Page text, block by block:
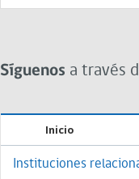
Síguenos a través
Inicio
Instituciones